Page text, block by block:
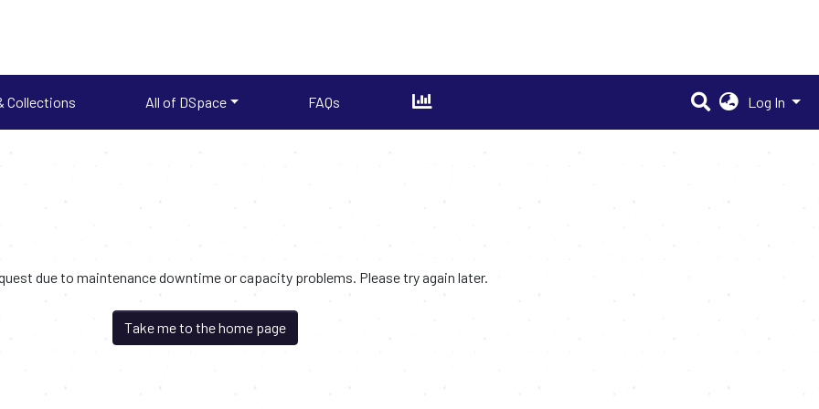
Collections All of DSpace FAQs Log In
due to maintenance downtime or capacity problems. Please try again later.
Take me to the home page